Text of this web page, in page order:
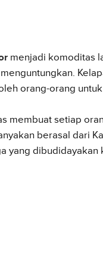
menjadi komoditas
orang-orang
membuat setiap
berasal dari
yang